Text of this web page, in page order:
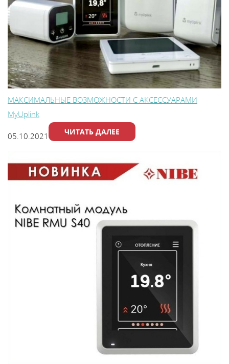
Каталог
Сервис
Найти магазин
Найти
монтажника
Информация
МАКСИМАЛЬНЫЕ ВОЗМОЖНОСТИ С АКСЕССУАРАМИ
MyUplink
05.10.2021 ЧИТАТЬ ДАЛЕЕ